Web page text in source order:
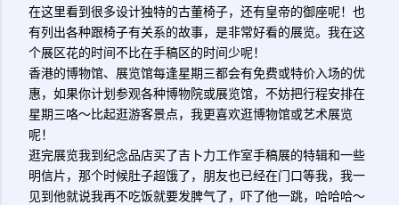
在这里看到很多设计独特的古董椅子，还有皇帝的御座呢！也
有列出各种跟椅子有关系的故事，是非常好看的展览。我在这
个展区花的时间不比在手稿区的时间少呢！
香港的博物馆、展览馆每逢星期三都会有免费或特价入场的优
惠，如果你计划参观各种博物院或展览馆，不妨把行程安排在
星期三咯～比起逛游客景点，我更喜欢逛博物馆或艺术展览
呢！
逛完展览我到纪念品店买了吉卜力工作室手稿展的特辑和一些
明信片，那个时候肚子超饿了，朋友也已经在门口等我，我一
见到他就说我再不吃饭就要发脾气了，吓了他一跳，哈哈哈～